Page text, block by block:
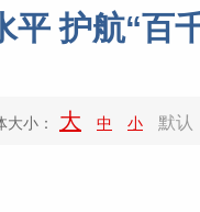
护航“百
大小： 大 中 小 默认